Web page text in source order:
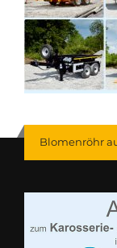
Blomenröhr